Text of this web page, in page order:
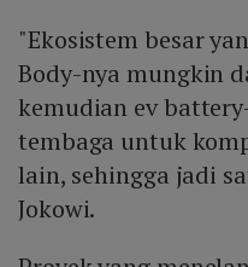
"Ekosistem besar
Body-nya mungkin
kemudian ev
tembaga untuk
lain, sehingga jadi
Jokowi.